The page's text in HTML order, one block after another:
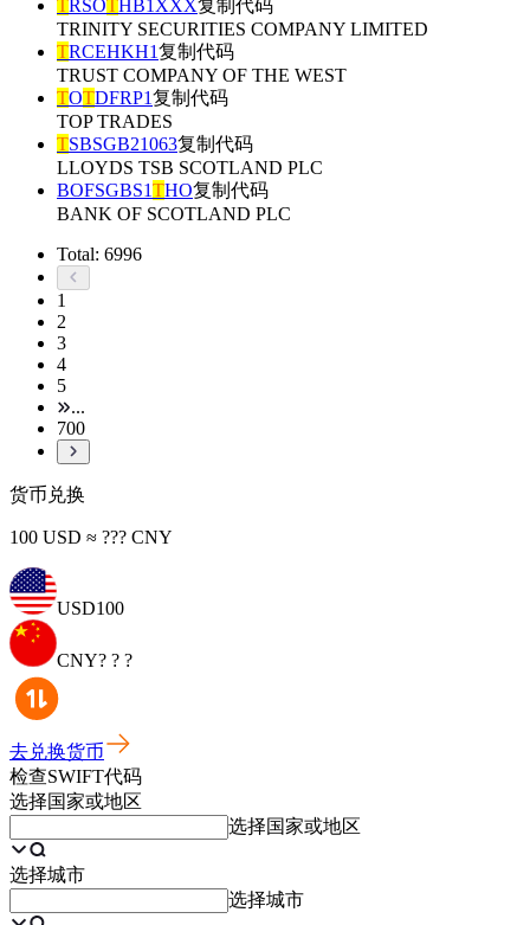
TRSOTHB1XXX复制代码
TRINITY SECURITIES COMPANY LIMITED
TRCEHKH1复制代码
TRUST COMPANY OF THE WEST
TOTDFRP1复制代码
TOP TRADES
TSBSGB21063复制代码
LLOYDS TSB SCOTLAND PLC
BOFSGBS1THO复制代码
BANK OF SCOTLAND PLC
Total: 6996
1
2
3
4
5
...
700
货币兑换
100 USD ≈ ??? CNY
USD100
CNY? ? ?
去兑换货币
检查SWIFT代码
选择国家或地区
选择国家或地区
选择城市
选择城市